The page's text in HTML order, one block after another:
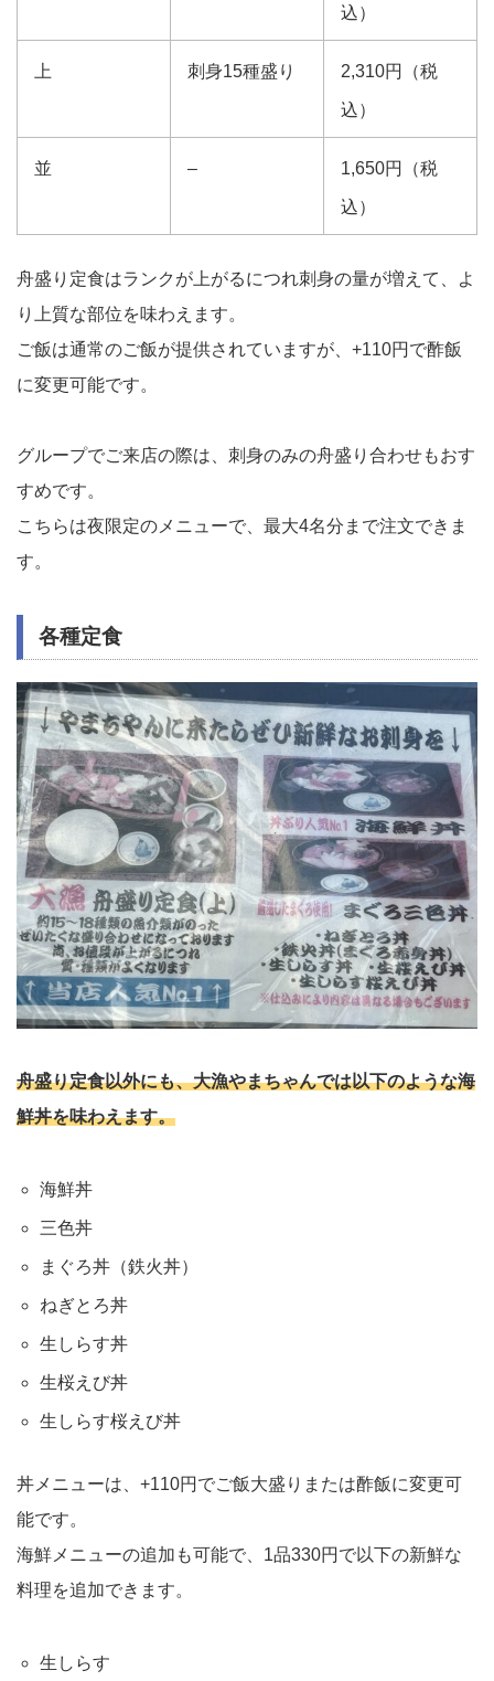
込）
上 刺身15種盛り 2,310円（税
込）
並 – 1,650円（税
込）
舟盛り定食はランクが上がるにつれ刺身の量が増えて、よ
り上質な部位を味わえます。
ご飯は通常のご飯が提供されていますが、+110円で酢飯
に変更可能です。
グループでご来店の際は、刺身のみの舟盛り合わせもおす
すめです。
こちらは夜限定のメニューで、最大4名分まで注文できま
す。
各種定食
舟盛り定食以外にも、大漁やまちゃんでは以下のような海
鮮丼を味わえます。
海鮮丼
三色丼
まぐろ丼（鉄火丼）
ねぎとろ丼
生しらす丼
生桜えび丼
生しらす桜えび丼
丼メニューは、+110円でご飯大盛りまたは酢飯に変更可
能です。
海鮮メニューの追加も可能で、1品330円で以下の新鮮な
料理を追加できます。
生しらす